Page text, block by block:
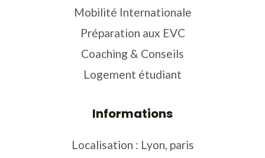
Mobilité Internationale
Préparation aux EVC
Coaching & Conseils
Logement étudiant
Informations
Localisation : Lyon, paris